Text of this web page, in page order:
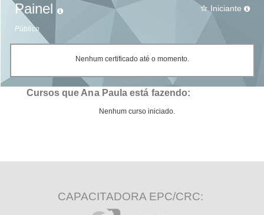
Painel
Público
star_border Iniciante
Nenhum certificado até o momento.
Cursos que Ana Paula está fazendo:
Nenhum curso iniciado.
CAPACITADORA EPC/CRC: